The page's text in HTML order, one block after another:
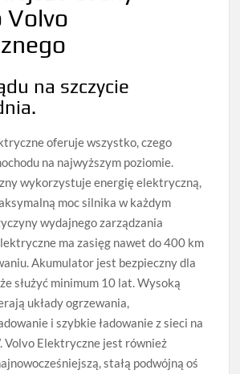
Volvo
na szczycie
oferuje wszystko, czego
na najwyższym poziomie.
wykorzystuje energię elektryczną,
moc silnika w każdym
wydajnego zarządzania
ma zasięg nawet do 400 km
Akumulator jest bezpieczny dla
służyć minimum 10 lat. Wysoką
układy ogrzewania,
i szybkie ładowanie z sieci na
Volvo Elektryczne jest również
stałą podwójną oś